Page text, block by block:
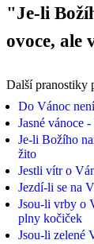
"Je-li
ovoce, ale
Další pranostiky
Do Vánoc
Jasné vánoce
Je-li Božího
žito
Jestli vítr o
Jezdí-li se na
Jsou-li vrby o
plny kočiček
Jsou-li zelené